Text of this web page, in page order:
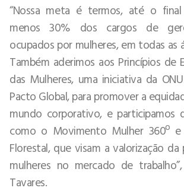
“Nossa meta é termos, até o
menos 30% dos cargos de
ocupados por mulheres, em todas as
Também aderimos aos Princípios de
das Mulheres, uma iniciativa da
Pacto Global, para promover a
mundo corporativo, e participamos
como o Movimento Mulher 360º
Florestal, que visam a valorização da
mulheres no mercado de
Tavares.